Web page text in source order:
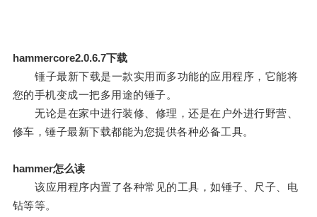
hammercore2.0.6.7下载
锤子最新下载是一款实用而多功能的应用程序，它能将
您的手机变成一把多用途的锤子。
无论是在家中进行装修、修理，还是在户外进行野营、
修车，锤子最新下载都能为您提供各种必备工具。
hammer怎么读
该应用程序内置了各种常见的工具，如锤子、尺子、电
钻等等。